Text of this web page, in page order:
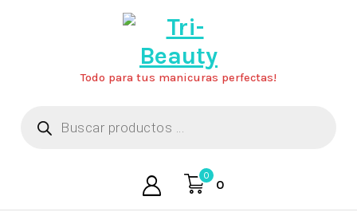
Todo para tus manicuras perfectas!
productos
0
0